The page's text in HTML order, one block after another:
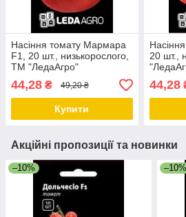
Насіння томату Мармара
F1, 20 шт., низькорослого,
ТМ "ЛедаАгро"
44,28 ₴ 49,20 ₴
Купити
20 шт.,
44,28
Акційні пропозиції та новинки
–10% –10%